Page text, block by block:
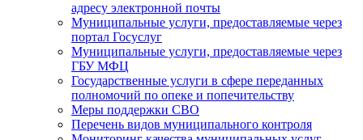
адресу электронной почты
Муниципальные услуги, предоставляемые через
портал Госуслуг
Муниципальные услуги, предоставляемые через
ГБУ МФЦ
Государственные услуги в сфере переданных
полномочий по опеке и попечительству
Меры поддержки СВО
Перечень видов муниципального контроля